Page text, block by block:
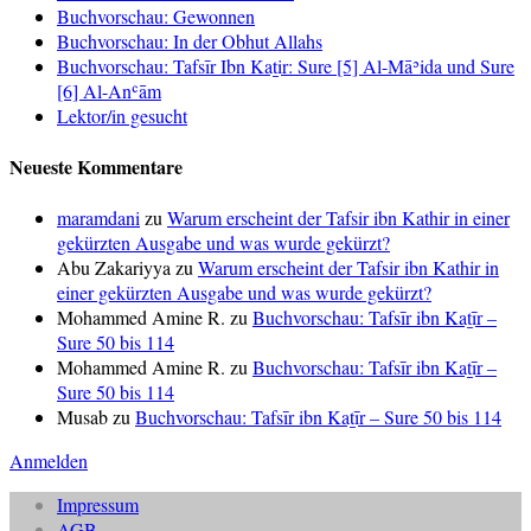
Buchvorschau: Gewonnen
Buchvorschau: In der Obhut Allahs
Buchvorschau: Tafsīr Ibn Kaṯir: Sure [5] Al-Māʾida und Sure
[6] Al-Anʿām
Lektor/in gesucht
Neueste Kommentare
maramdani zu Warum erscheint der Tafsir ibn Kathir in einer
gekürzten Ausgabe und was wurde gekürzt?
Abu Zakariyya zu Warum erscheint der Tafsir ibn Kathir in
einer gekürzten Ausgabe und was wurde gekürzt?
Mohammed Amine R. zu Buchvorschau: Tafsīr ibn Kaṯīr –
Sure 50 bis 114
Mohammed Amine R. zu Buchvorschau: Tafsīr ibn Kaṯīr –
Sure 50 bis 114
Musabzu Buchvorschau: Tafsīr ibn Kaṯīr – Sure 50 bis 114
Anmelden
Impressum